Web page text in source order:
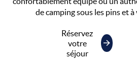
de camping sous les pins et
Réservez
votre
séjour